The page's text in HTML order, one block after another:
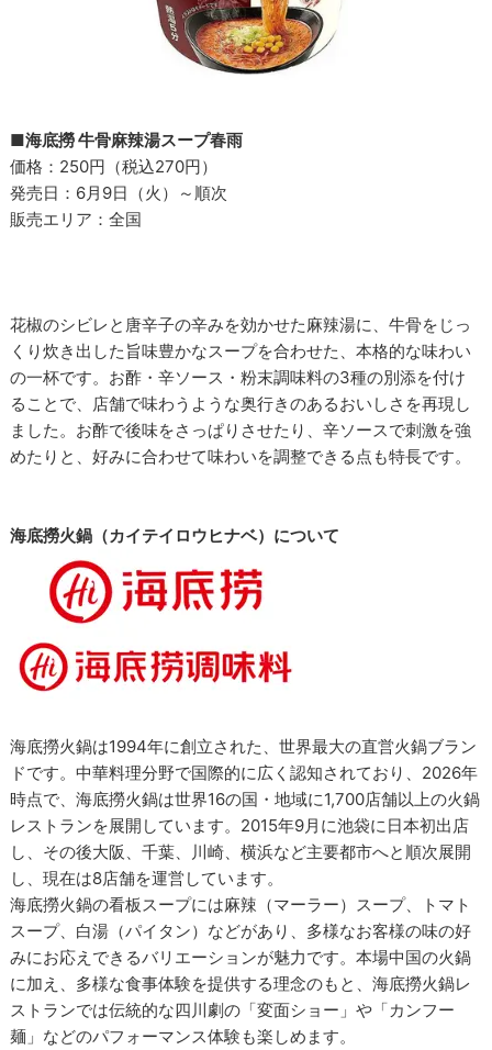
■海底撈 牛骨麻辣湯スープ春雨
価格：250円（税込270円）
発売日：6月9日（火）～順次
販売エリア：全国
花椒のシビレと唐辛子の辛みを効かせた麻辣湯に、牛骨をじっ
くり炊き出した旨味豊かなスープを合わせた、本格的な味わい
の一杯です。お酢・辛ソース・粉末調味料の3種の別添を付け
ることで、店舗で味わうような奥行きのあるおいしさを再現し
ました。お酢で後味をさっぱりさせたり、辛ソースで刺激を強
めたりと、好みに合わせて味わいを調整できる点も特長です。
海底撈火鍋（カイテイロウヒナベ）について
海底撈火鍋は1994年に創立された、世界最大の直営火鍋ブラン
ドです。中華料理分野で国際的に広く認知されており、2026年
時点で、海底撈火鍋は世界16の国・地域に1,700店舗以上の火鍋
レストランを展開しています。2015年9月に池袋に日本初出店
し、その後大阪、千葉、川崎、横浜など主要都市へと順次展開
し、現在は8店舗を運営しています。
海底撈火鍋の看板スープには麻辣（マーラー）スープ、トマト
スープ、白湯（パイタン）などがあり、多様なお客様の味の好
みにお応えできるバリエーションが魅力です。本場中国の火鍋
に加え、多様な食事体験を提供する理念のもと、海底撈火鍋レ
ストランでは伝統的な四川劇の「変面ショー」や「カンフー
麺」などのパフォーマンス体験も楽しめます。